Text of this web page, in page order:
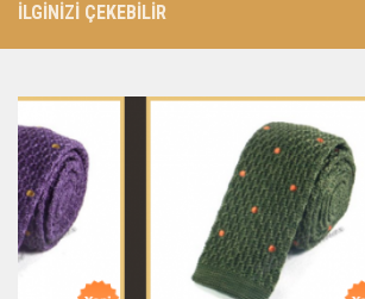
İLGİNİZİ ÇEKEBİLİR